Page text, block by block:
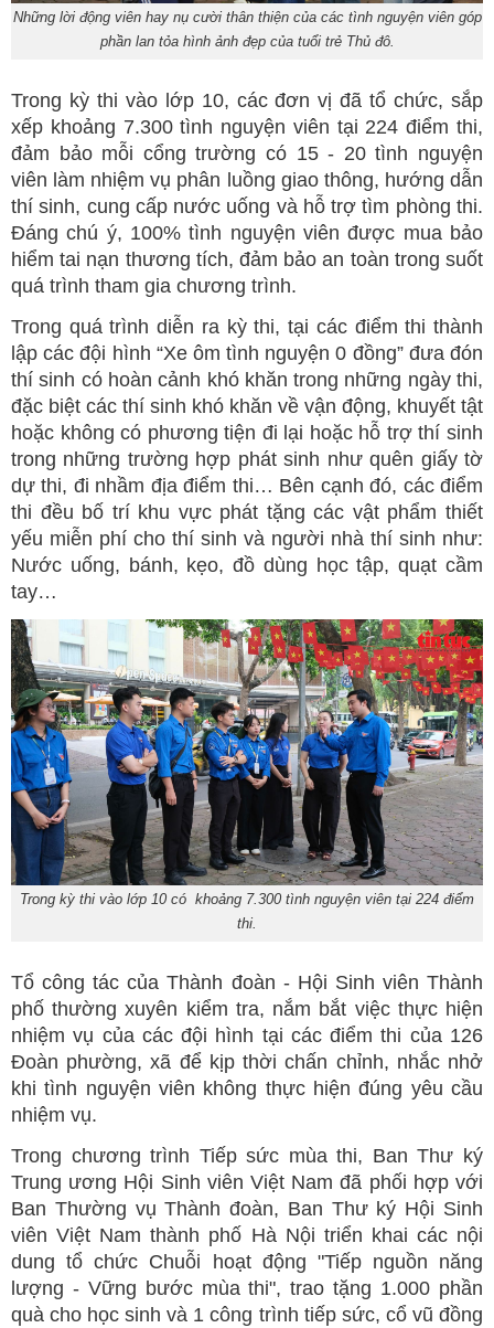
Những lời động viên hay nụ cười thân thiện của các tình nguyện viên góp
phần lan tỏa hình ảnh đẹp của tuổi trẻ Thủ đô.
Trong kỳ thi vào lớp 10, các đơn vị đã tổ chức, sắp
xếp khoảng 7.300 tình nguyện viên tại 224 điểm thi,
đảm bảo mỗi cổng trường có 15 - 20 tình nguyện
viên làm nhiệm vụ phân luồng giao thông, hướng dẫn
thí sinh, cung cấp nước uống và hỗ trợ tìm phòng thi.
Đáng chú ý, 100% tình nguyện viên được mua bảo
hiểm tai nạn thương tích, đảm bảo an toàn trong suốt
quá trình tham gia chương trình.​
Trong quá trình diễn ra kỳ thi, tại các điểm thi thành
lập các đội hình “Xe ôm tình nguyện 0 đồng” đưa đón
thí sinh có hoàn cảnh khó khăn trong những ngày thi,
đặc biệt các thí sinh khó khăn về vận động, khuyết tật
hoặc không có phương tiện đi lại hoặc hỗ trợ thí sinh
trong những trường hợp phát sinh như quên giấy tờ
dự thi, đi nhầm địa điểm thi… Bên cạnh đó, các điểm
thi đều bố trí khu vực phát tặng các vật phẩm thiết
yếu miễn phí cho thí sinh và người nhà thí sinh như:
Nước uống, bánh, kẹo, đồ dùng học tập, quạt cầm
tay…
Trong kỳ thi vào lớp 10 có khoảng 7.300 tình nguyện viên tại 224 điểm
thi.
Tổ công tác của Thành đoàn - Hội Sinh viên Thành
phố thường xuyên kiểm tra, nắm bắt việc thực hiện
nhiệm vụ của các đội hình tại các điểm thi của 126
Đoàn phường, xã để kịp thời chấn chỉnh, nhắc nhở
khi tình nguyện viên không thực hiện đúng yêu cầu
nhiệm vụ.
Trong chương trình Tiếp sức mùa thi, Ban Thư ký
Trung ương Hội Sinh viên Việt Nam đã phối hợp với
Ban Thường vụ Thành đoàn, Ban Thư ký Hội Sinh
viên Việt Nam thành phố Hà Nội triển khai các nội
dung tổ chức Chuỗi hoạt động "Tiếp nguồn năng
lượng - Vững bước mùa thi", trao tặng 1.000 phần
quà cho học sinh và 1 công trình tiếp sức, cổ vũ đồng